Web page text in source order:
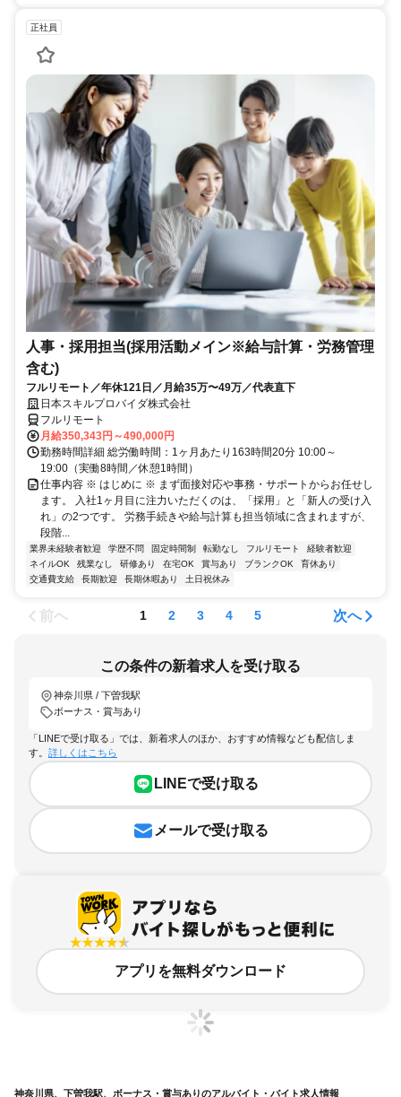
正社員
人事・採用担当(採用活動メイン※給与計算・労務管理
含む)
フルリモート／年休121日／月給35万〜49万／代表直下
日本スキルプロバイダ株式会社
フルリモート
月給350,343円～490,000円
勤務時間詳細 総労働時間：1ヶ月あたり163時間20分 10:00～
19:00（実働8時間／休憩1時間）
仕事内容 ※ はじめに ※ まず面接対応や事務・サポートからお任せし
ます。 入社1ヶ月目に注力いただくのは、「採用」と「新人の受け入
れ」の2つです。 労務手続きや給与計算も担当領域に含まれますが、
段階...
業界未経験者歓迎 学歴不問 固定時間制 転勤なし フルリモート
経験者歓迎
ネイルOK
残業なし 研修あり 在宅OK 賞与あり ブランクOK
育休あり
交通費支給
長期歓迎 長期休暇あり 土日祝休み
前へ 1 2 3 4 5 次へ
この条件の新着求人を受け取る
神奈川県 / 下曽我駅
ボーナス・賞与あり
「LINEで受け取る」では、新着求人のほか、おすすめ情報なども配信しま
す。 詳しくはこちら
LINEで受け取る
メールで受け取る
アプリを無料ダウンロード
神奈川県、下曽我駅、ボーナス・賞与ありのアルバイト・バイト求人情報